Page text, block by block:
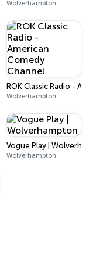
Wolverhampton
ROK Classic Radio -
Wolverhampton
Vogue Play |
Wolverhampton